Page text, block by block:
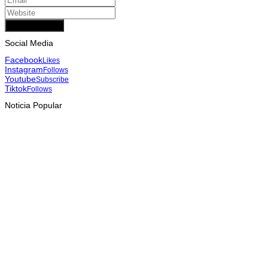
Social Media
FacebookLikes
InstagramFollows
YoutubeSubscribe
TiktokFollows
Noticia Popular